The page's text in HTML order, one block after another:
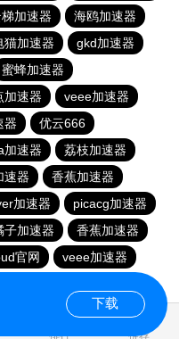
加速器
海鸥加速器
猫加速器
gkd加速器
蜜蜂加速器
加速器
veee加速器
器
优云666
加速器
荔枝加速器
速器
香蕉加速器
加速器
picacg加速器
子加速器
香蕉加速器
官网
veee加速器
排行 推荐
下载
0.019616s